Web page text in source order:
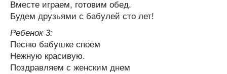
Вместе играем, готовим обед.
Будем друзьями с бабулей сто лет!
Ребенок 3:
Песню бабушке споем
Нежную красивую.
Поздравляем с женским днем